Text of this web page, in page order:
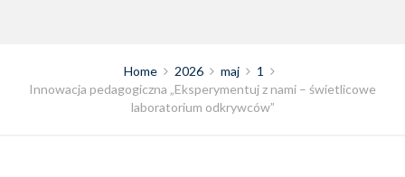
Home 2026 maj
1
Innowacja pedagogiczna „Eksperymentuj z nami – świetlicowe
laboratorium odkrywców”